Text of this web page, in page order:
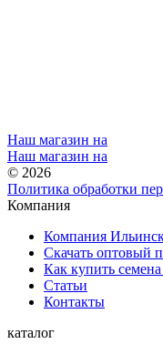
Наш магазин на
Наш магазин на
© 2026
Политика обработки
Компания
Компания
Скачать оптовый
Как купить
Статьи
Контакты
каталог